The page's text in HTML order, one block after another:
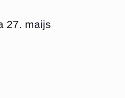
27. maijs